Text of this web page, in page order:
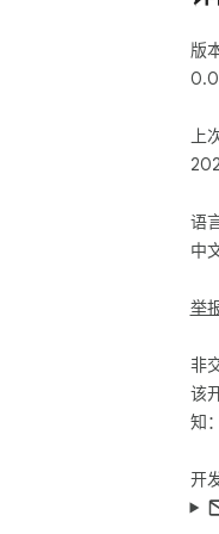
版
上
举
语
中
开
非
该
知